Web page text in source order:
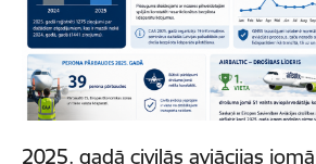
2025. gadā civilās aviācijas